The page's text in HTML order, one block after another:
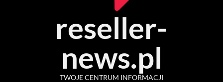
reseller-
news.pl
TWOJE CENTRUM INFORMACJI